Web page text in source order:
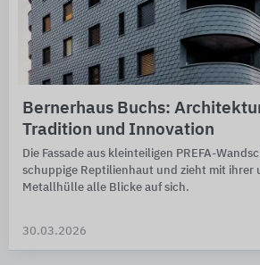
Bernerhaus Buchs:
Tradition und Innovation
Die Fassade aus kleinteiligen PREFA-
schuppige Reptilienhaut und zieht mit ihrer
Metallhülle alle Blicke auf sich.
30.03.2026